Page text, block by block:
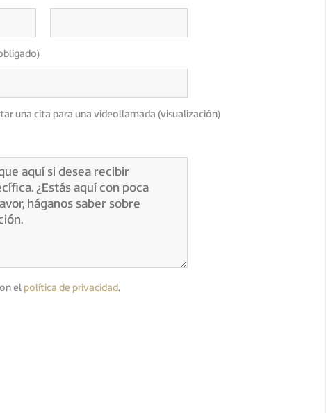
una cita para una videollamada (visualización)
el política de privacidad.